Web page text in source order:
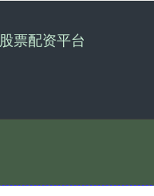
股票配资平台